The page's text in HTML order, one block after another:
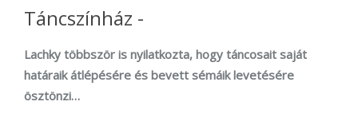
Táncszínház -
Lachky többször is nyilatkozta, hogy táncosait saját
határaik átlépésére és bevett sémáik levetésére
ösztönzi…